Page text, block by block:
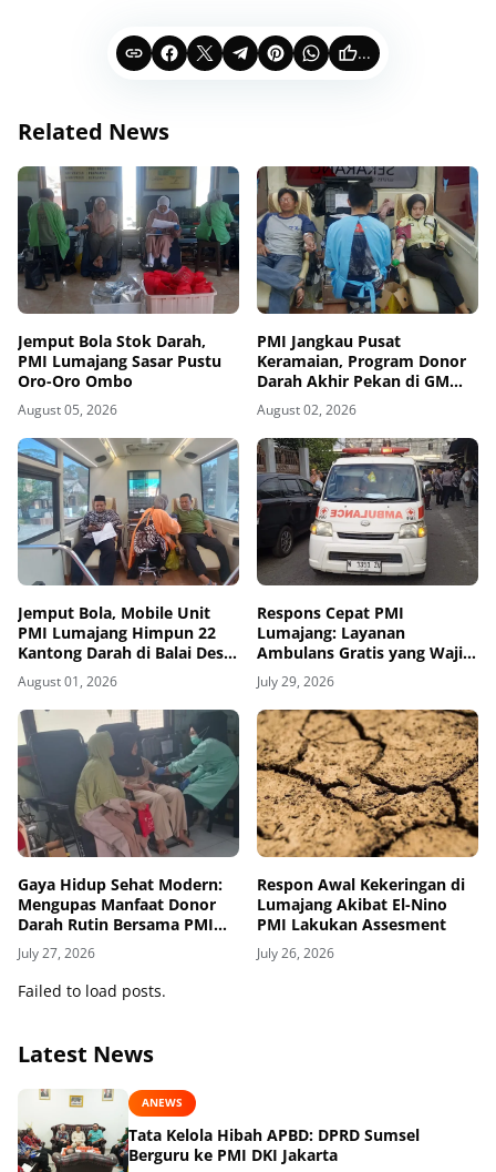
...
Related News
Jemput Bola Stok Darah,
PMI Lumajang Sasar Pustu
Oro-Oro Ombo
August 05, 2026
PMI Jangkau Pusat
Keramaian, Program Donor
Darah Akhir Pekan di GM
Plaza Lumajang Disambut
Antusias
August 02, 2026
Jemput Bola, Mobile Unit
PMI Lumajang Himpun 22
Kantong Darah di Balai Desa
Jatirejo Kunir
August 01, 2026
Respons Cepat PMI
Lumajang: Layanan
Ambulans Gratis yang Wajib
Diketahui Warga
July 29, 2026
Gaya Hidup Sehat Modern:
Mengupas Manfaat Donor
Darah Rutin Bersama PMI
Kabupaten Lumajang
July 27, 2026
Respon Awal Kekeringan di
Lumajang Akibat El-Nino
PMI Lakukan Assesment
July 26, 2026
Failed to load posts.
Latest News
ANEWS
Tata Kelola Hibah APBD: DPRD Sumsel
Berguru ke PMI DKI Jakarta